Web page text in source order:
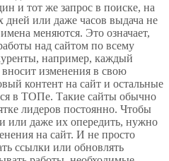
и тот же запрос в поиске, на
дней или даже часов выдача не
меняются. Это означает,
над сайтом по всему
например, каждый
изменения в свою
контент на сайт и остальные
в ТОПе. Такие сайты обычно
лидеров постоянно. Чтобы
или даже их опередить, нужно
на сайт. И не просто
ссылки или обновлять